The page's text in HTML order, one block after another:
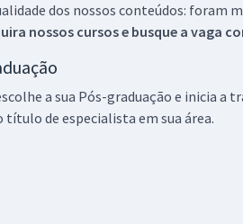
dos nossos conteúdos: foram
nossos cursos e busque a vaga
a sua Pós-graduação e inicia
título de especialista em sua área.